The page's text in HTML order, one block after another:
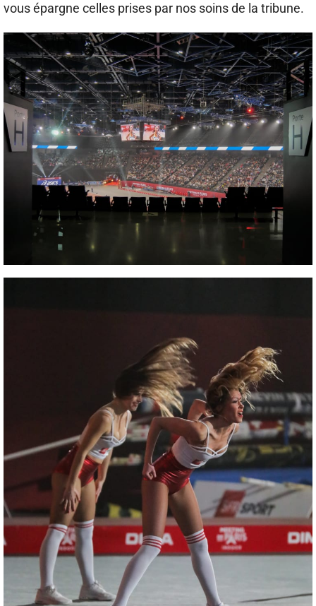
vous épargne celles prises par nos soins de la tribune.